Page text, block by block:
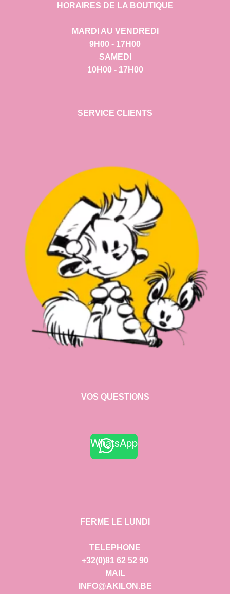
HORAIRES DE LA BOUTIQUE
MARDI AU VENDREDI
9H00 - 17H00
SAMEDI
10H00 - 17H00
SERVICE CLIENTS
VOS QUESTIONS
WhatsApp
FERME LE LUNDI
TELEPHONE
+32(0)81 62 52 90
MAIL
INFO@AKILON.BE